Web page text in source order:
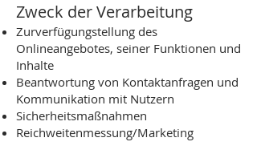
Zweck der Verarbeitung
Zurverfügungstellung des
Onlineangebotes, seiner Funktionen und
Inhalte
Beantwortung von Kontaktanfragen und
Kommunikation mit Nutzern
Sicherheitsmaßnahmen
Reichweitenmessung/Marketing